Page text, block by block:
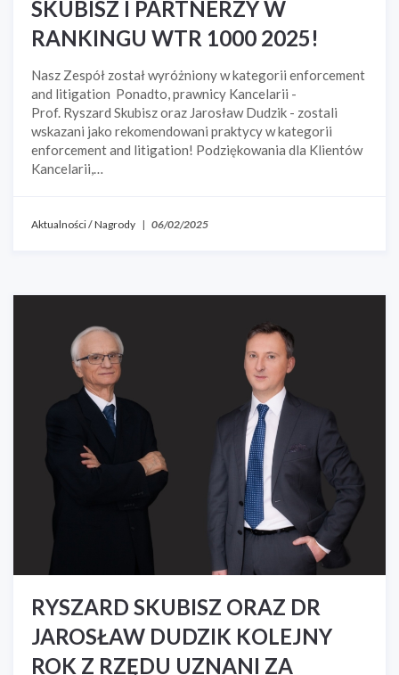
SKUBISZ I PARTNERZY W
RANKINGU WTR 1000 2025!
Nasz Zespół został wyróżniony w kategorii enforcement
and litigation Ponadto, prawnicy Kancelarii -
Prof. Ryszard Skubisz oraz Jarosław Dudzik - zostali
wskazani jako rekomendowani praktycy w kategorii
enforcement and litigation! Podziękowania dla Klientów
Kancelarii,…
Aktualności/Nagrody | 06/02/2025
RYSZARD SKUBISZ ORAZ DR
JAROSŁAW DUDZIK KOLEJNY
ROK Z RZĘDU UZNANI ZA